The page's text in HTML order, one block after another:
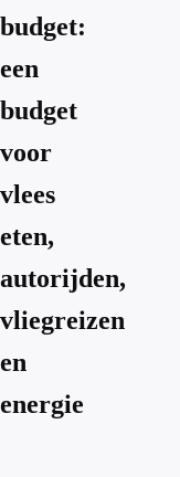
budget:
een
budget
voor
vlees
eten,
autorijden,
vliegreizen
en
energie